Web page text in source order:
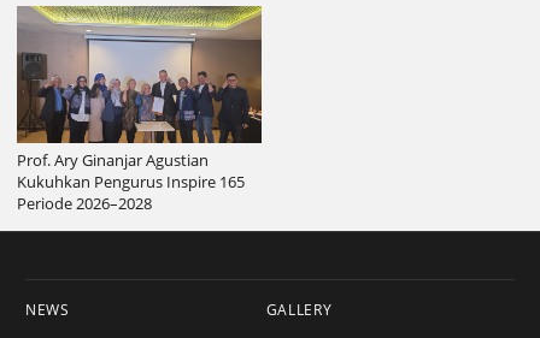
Prof. Ary Ginanjar Agustian
Kukuhkan Pengurus Inspire 165
Periode 2026–2028
NEWS GALLERY